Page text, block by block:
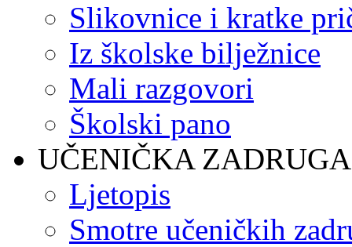
Slikovnice i kratke
Iz školske bilježnice
Mali razgovori
Školski pano
UČENIČKA ZADRUGA
Ljetopis
Smotre učeničkih